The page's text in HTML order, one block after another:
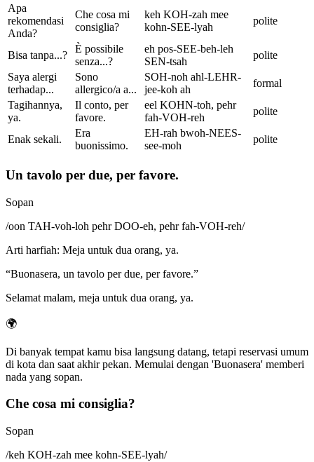
Apa
rekomendasi
Anda?
Che cosa mi
consiglia?
keh KOH-zah mee
kohn-SEE-lyah
polite
Bisa tanpa...?
È possibile
senza...?
eh pos-SEE-beh-leh
SEN-tsah
polite
Saya alergi
terhadap...
Sono
allergico/a a...
SOH-noh ahl-LEHR-
jee-koh ah
formal
Tagihannya,
ya.
Il conto, per
favore.
eel KOHN-toh, pehr
fah-VOH-reh
polite
Enak sekali.
Era
buonissimo.
EH-rah bwoh-NEES-
see-moh
polite
Un tavolo per due, per favore.
Sopan
/oon TAH-voh-loh pehr DOO-eh, pehr fah-VOH-reh/
Arti harfiah: Meja untuk dua orang, ya.
“Buonasera, un tavolo per due, per favore.”
Selamat malam, meja untuk dua orang, ya.
🌍
Di banyak tempat kamu bisa langsung datang, tetapi reservasi umum
di kota dan saat akhir pekan. Memulai dengan 'Buonasera' memberi
nada yang sopan.
Che cosa mi consiglia?
Sopan
/keh KOH-zah mee kohn-SEE-lyah/